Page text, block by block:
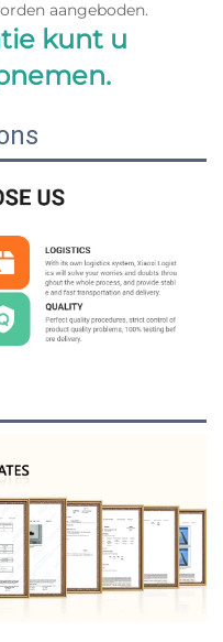
kunt u